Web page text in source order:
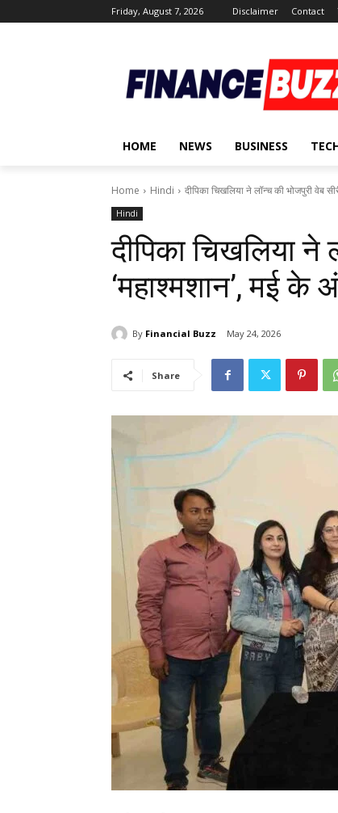
Friday, August 7, 2026 Disclaimer Contact
HOME NEWS BUSINESS
Home Hindi दीपिका चिखलिया ने लॉन्च की भोजपुरी वेब
Hindi
दीपिका चिखलिया ने
‘महाश्मशान’, मई के
By Financial Buzz May 24, 2026
Share